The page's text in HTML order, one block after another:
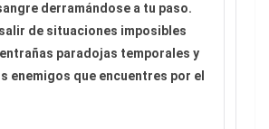
derramándose a tu paso.
de situaciones imposibles
paradojas temporales y
enemigos que encuentres por el